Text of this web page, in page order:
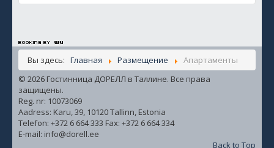
Вы здесь: Главная Размещение
Апартаменты
© 2026 Гостинница ДОРЕЛЛ в Таллине. Все права
защищены.
Reg. nr: 10073069
Aadress: Karu, 39, 10120 Tallinn, Estonia
Telefon: +372 6 664 333 Fax: +372 6 664 334
E-mail: info@dorell.ee
Back to Top